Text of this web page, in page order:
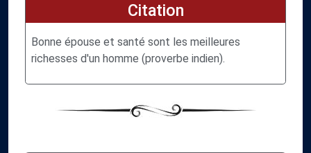
Citation
Bonne épouse et santé sont les meilleures
richesses d'un homme (proverbe indien).